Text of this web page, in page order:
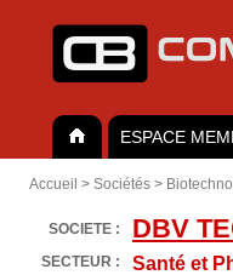
ESPACE
Accueil > Sociétés >
SOCIETE : DBV
SECTEUR : Santé et